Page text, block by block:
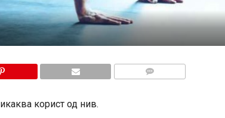
корист од нив.